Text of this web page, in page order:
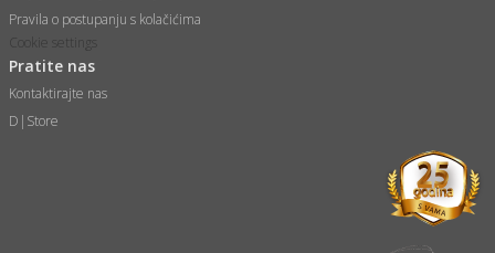
Pravila o postupanju s kolačićima
Cookie settings
Pratite nas
Kontaktirajte nas
D|Store